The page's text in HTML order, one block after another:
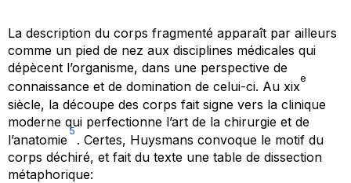
La description du corps fragmenté apparaît par ailleurs
comme un pied de nez aux disciplines médicales qui
dépècent l’organisme, dans une perspective de
connaissance et de domination de celui-ci. Au xix
e
siècle, la découpe des corps fait signe vers la clinique
moderne qui perfectionne l’art de la chirurgie et de
l’anatomie
5
. Certes, Huysmans convoque le motif du
corps déchiré, et fait du texte une table de dissection
métaphorique: